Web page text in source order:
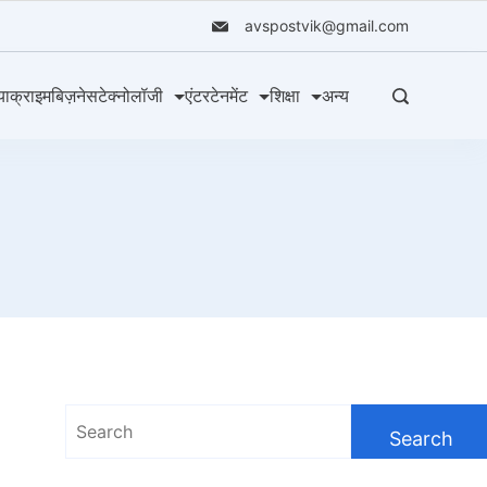
avspostvik@gmail.com
क्राइमबिज़नेसटेक्नोलॉजी एंटरटेनमेंट शिक्षा अन्य
Search